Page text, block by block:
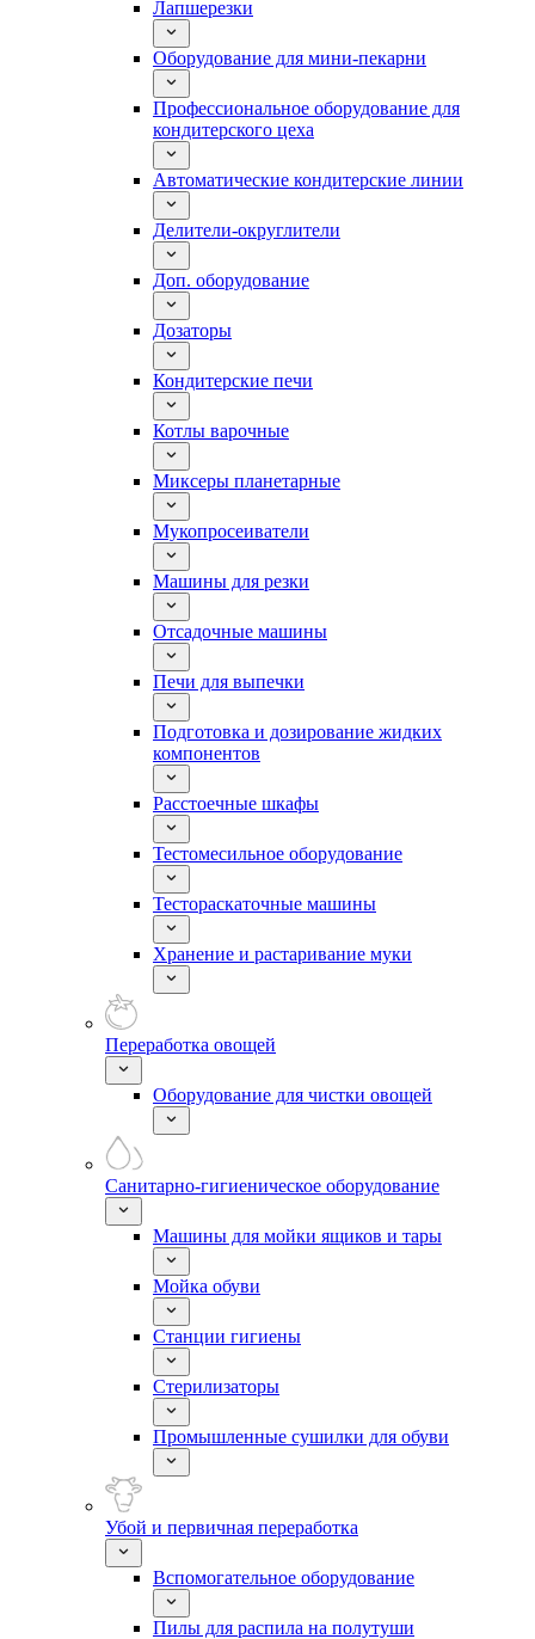
Лапшерезки
Оборудование для мини-пекарни
Профессиональное оборудование для
кондитерского цеха
Автоматические кондитерские линии
Делители-округлители
Доп. оборудование
Дозаторы
Кондитерские печи
Котлы варочные
Миксеры планетарные
Мукопросеиватели
Машины для резки
Отсадочные машины
Печи для выпечки
Подготовка и дозирование жидких
компонентов
Расстоечные шкафы
Тестомесильное оборудование
Тестораскаточные машины
Хранение и растаривание муки
Переработка овощей
Оборудование для чистки овощей
Санитарно-гигиеническое оборудование
Машины для мойки ящиков и тары
Мойка обуви
Станции гигиены
Стерилизаторы
Промышленные сушилки для обуви
Убой и первичная переработка
Вспомогательное оборудование
Пилы для распила на полутуши